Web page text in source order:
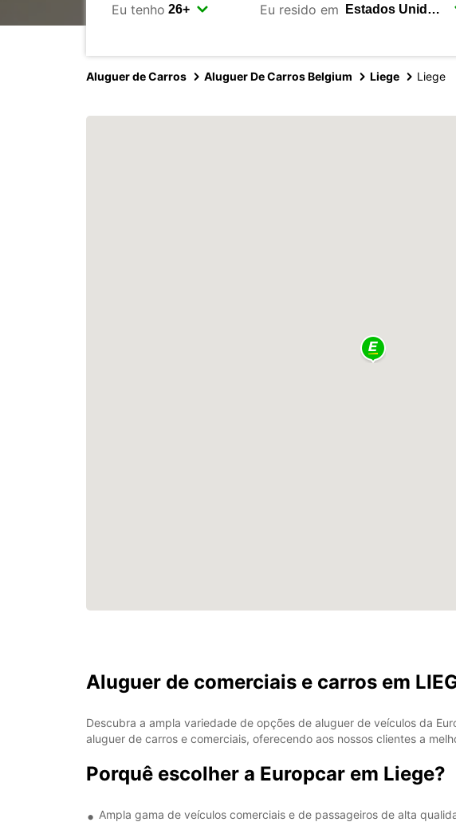
Eu tenho Eu resido em
Aluguer de Carros Aluguer De Carros Belgium Liege Liege
Aluguer de comerciais e carros em
Descubra a ampla variedade de opções de aluguer de veículos da
aluguer de carros e comerciais, oferecendo aos nossos clientes a
Porquê escolher a Europcar em Liege?
Ampla gama de veículos comerciais e de passageiros de alta